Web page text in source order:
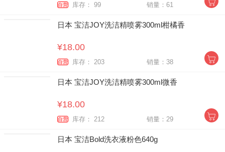
自营 库存： 99 销量：61
日本 宝洁JOY洗洁精喷雾300ml柑橘香
¥18.00
自营 库存： 203 销量：38
日本 宝洁JOY洗洁精喷雾300ml微香
¥18.00
自营 库存： 212 销量：29
日本 宝洁Bold洗衣液粉色640g